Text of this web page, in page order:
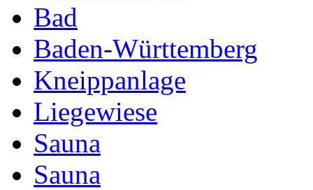
Bad
Baden-Württemberg
Kneippanlage
Liegewiese
Sauna
Sauna